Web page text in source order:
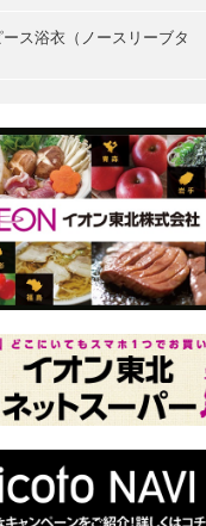
ース浴衣（ノースリーブタ
ージです。